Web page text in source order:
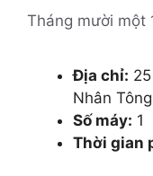
Tháng mười một
Địa chỉ:
Nhân
Số máy: 1
Thời gian